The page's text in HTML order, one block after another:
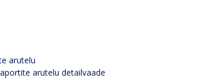
arutelu
arutelu detailvaade